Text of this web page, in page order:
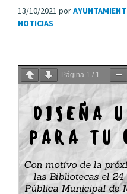
13/10/2021 por
NOTICIAS
Página 1 / 1